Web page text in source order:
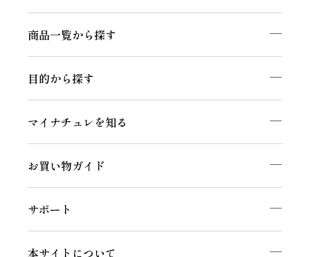
商品一覧から探す
目的から探す
マイナチュレを知る
お買い物ガイド
サポート
本サイトについて